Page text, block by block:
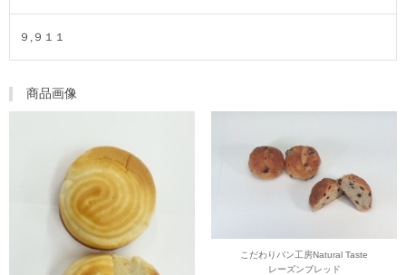
９,９１１
商品画像
こだわりパン工房Natural Taste
レーズンブレッド